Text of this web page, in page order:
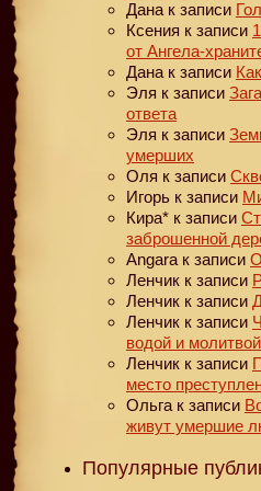
Дана к записи
Ксения к записи
от Ангела-
Дана к записи
Эля к записи
ответа
Эля к записи
умерших
Оля к записи
Игорь к записи
Кира* к записи
заброшенной
Angara к записи
Ленчик к записи
Ленчик к записи
Ленчик к записи
водой и молитвой
Ленчик к записи
место
Ольга к записи
живут умершие
Популярные